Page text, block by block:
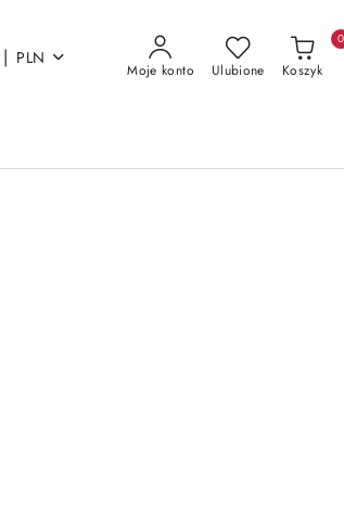
| PLN
Moje konto Ulubione Koszyk
0